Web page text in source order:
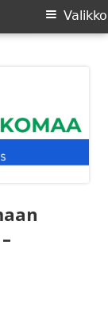
Valikko